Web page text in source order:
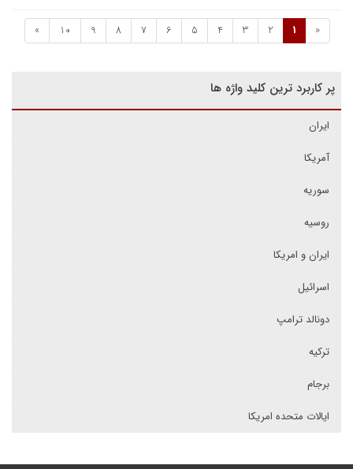
«
1
2
3
4
5
6
7
8
9
10
»
پر کاربرد ترین کلید واژه ها
ایران
آمریکا
سوریه
روسیه
ایران و امریکا
اسرائیل
دونالد ترامپ
ترکیه
برجام
ایالات متحده امریکا